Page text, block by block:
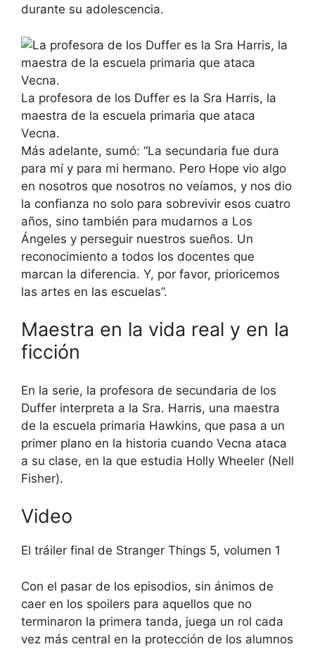
durante su adolescencia.
La profesora de los Duffer es la Sra Harris, la
maestra de la escuela primaria que ataca
Vecna.
Más adelante, sumó: “La secundaria fue dura
para mí y para mi hermano. Pero Hope vio algo
en nosotros que nosotros no veíamos, y nos dio
la confianza no solo para sobrevivir esos cuatro
años, sino también para mudarnos a Los
Ángeles y perseguir nuestros sueños. Un
reconocimiento a todos los docentes que
marcan la diferencia. Y, por favor, prioricemos
las artes en las escuelas”.
Maestra en la vida real y en la
ficción
En la serie, la profesora de secundaria de los
Duffer interpreta a la Sra. Harris, una maestra
de la escuela primaria Hawkins, que pasa a un
primer plano en la historia cuando Vecna ataca
a su clase, en la que estudia Holly Wheeler (Nell
Fisher).
Video
El tráiler final de Stranger Things 5, volumen 1
Con el pasar de los episodios, sin ánimos de
caer en los spoilers para aquellos que no
terminaron la primera tanda, juega un rol cada
vez más central en la protección de los alumnos